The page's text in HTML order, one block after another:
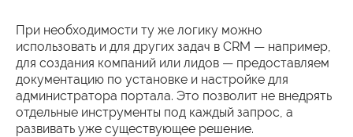
При необходимости ту же логику можно
использовать и для других задач в CRM — например,
для создания компаний или лидов — предоставляем
документацию по установке и настройке для
администратора портала. Это позволит не внедрять
отдельные инструменты под каждый запрос, а
развивать уже существующее решение.